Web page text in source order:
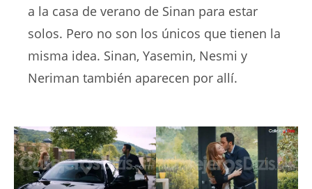
a la casa de verano de Sinan para estar
solos. Pero no son los únicos que tienen la
misma idea. Sinan, Yasemin, Nesmi y
Neriman también aparecen por allí.